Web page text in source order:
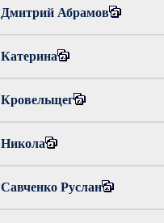
Дмитрий Абрамов
Катерина
Кровельщег
Никола
Савченко Руслан